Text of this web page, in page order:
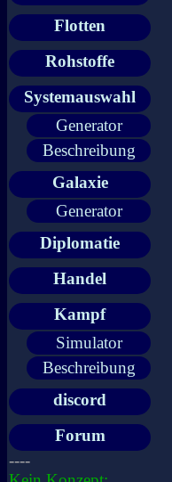
Flotten
Rohstoffe
Systemauswahl
Generator
Beschreibung
Galaxie
Generator
Diplomatie
Handel
Kampf
Simulator
Beschreibung
discord
Forum
----